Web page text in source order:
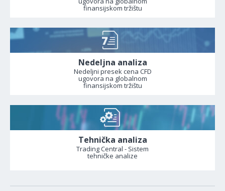
finansijskom tržištu
Nedeljna analiza
Nedeljni presek cena CFD
ugovora na globalnom
finansijskom tržištu
Tehnička analiza
Trading Central - Sistem
tehničke analize